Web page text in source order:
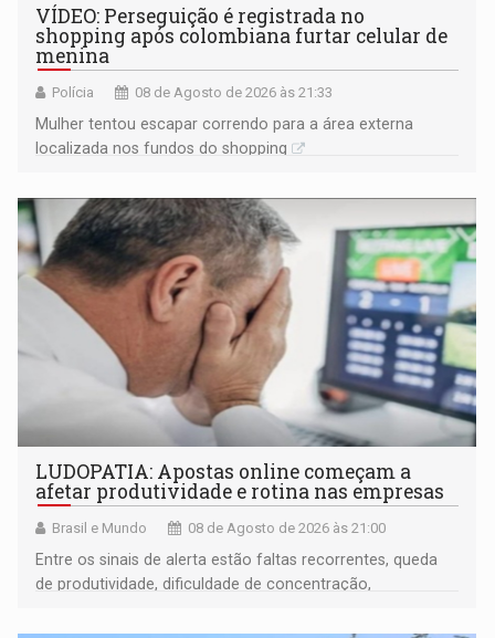
VÍDEO: Perseguição é registrada no
shopping após colombiana furtar celular de
menina
Polícia 08 de Agosto de 2026 às 21:33
Mulher tentou escapar correndo para a área externa
localizada nos fundos do shopping
LUDOPATIA: Apostas online começam a
afetar produtividade e rotina nas empresas
Brasil e Mundo 08 de Agosto de 2026 às 21:00
Entre os sinais de alerta estão faltas recorrentes, queda
de produtividade, dificuldade de concentração,